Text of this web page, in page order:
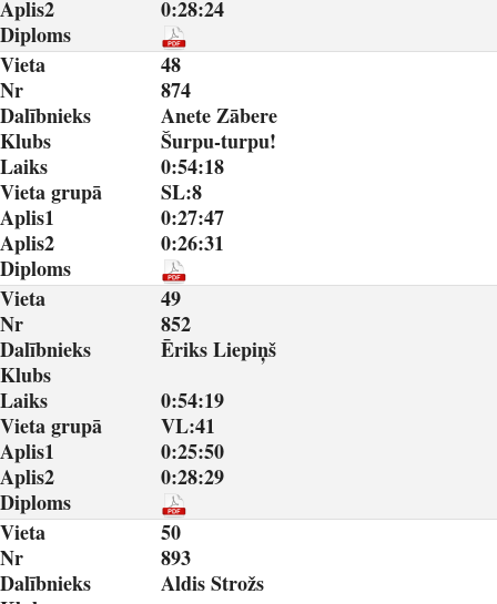
Aplis2
0:28:24
Diploms
Vieta
48
Nr
874
Dalībnieks
Anete Zābere
Klubs
Šurpu-turpu!
Laiks
0:54:18
Vieta grupā
SL:8
Aplis1
0:27:47
Aplis2
0:26:31
Diploms
Vieta
49
Nr
852
Dalībnieks
Ēriks Liepiņš
Klubs
Laiks
0:54:19
Vieta grupā
VL:41
Aplis1
0:25:50
Aplis2
0:28:29
Diploms
Vieta
50
Nr
893
Dalībnieks
Aldis Strožs